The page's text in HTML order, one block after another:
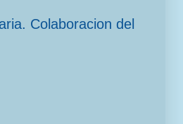
Colaboracion del